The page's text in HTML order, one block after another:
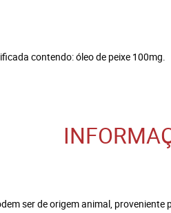
contendo: óleo de peixe 100mg.
ser de origem animal,